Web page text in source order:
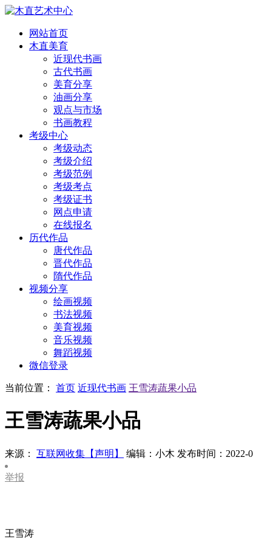
网站首页
木直美育
近现代书画
古代书画
美育分享
油画分享
观点与市场
书画教程
考级中心
考级动态
考级介绍
考级范例
考级考点
考级证书
网点申请
在线报名
历代作品
唐代作品
晋代作品
隋代作品
视频分享
绘画视频
书法视频
美育视频
音乐视频
舞蹈视频
微信登录
当前位置： 首页 近现代书画 王雪涛蔬果小品
王雪涛蔬果小品
来源： 互联网收集【声明】 编辑：小木 发布时间：2022-
举报
王雪涛